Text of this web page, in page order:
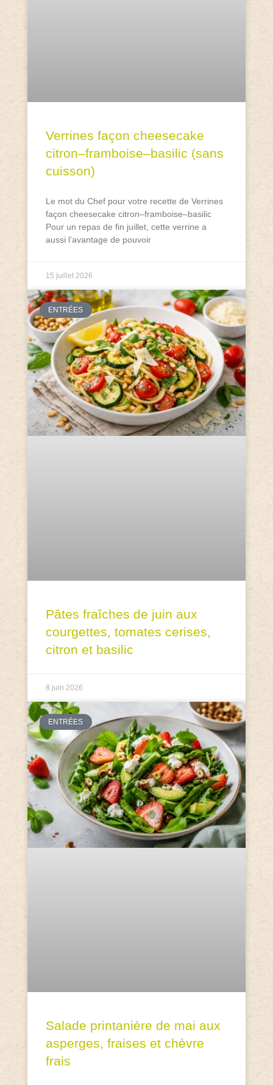
Verrines façon cheesecake
citron–framboise–basilic (sans
cuisson)
Le mot du Chef pour votre recette de Verrines
façon cheesecake citron–framboise–basilic
Pour un repas de fin juillet, cette verrine a
aussi l’avantage de pouvoir
15 juillet 2026
ENTRÉES
Pâtes fraîches de juin aux
courgettes, tomates cerises,
citron et basilic
8 juin 2026
ENTRÉES
Salade printanière de mai aux
asperges, fraises et chèvre
frais